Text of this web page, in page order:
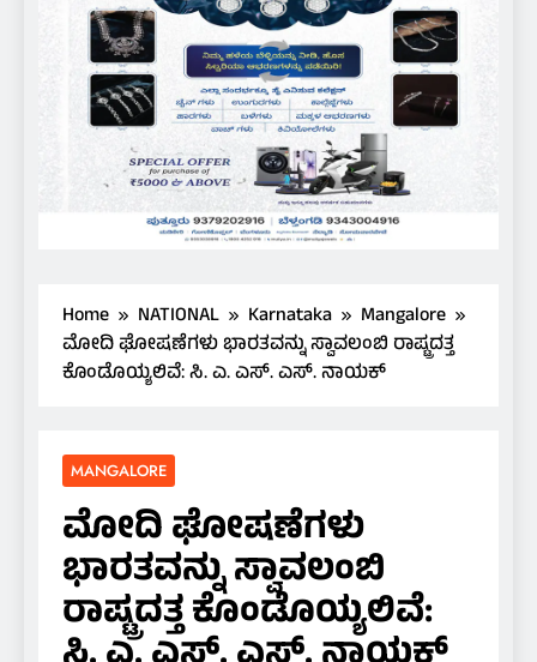
Home NATIONAL Karnataka
Mangalore
ಮೋದಿ ಘೋಷಣೆಗಳು ಭಾರತವನ್ನು ಸ್ವಾವಲಂಬಿ ರಾಷ್ಟ್ರದತ್ತ
ಕೊಂಡೊಯ್ಯಲಿವೆ: ಸಿ. ಎ. ಎಸ್. ಎಸ್. ನಾಯಕ್
MANGALORE
ಮೋದಿ ಘೋಷಣೆಗಳು
ಭಾರತವನ್ನು ಸ್ವಾವಲಂಬಿ
ರಾಷ್ಟ್ರದತ್ತ ಕೊಂಡೊಯ್ಯಲಿವೆ: